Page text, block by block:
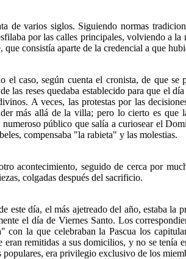
de varios siglos. Siguiendo normas
por las calles principales, volviendo a
que consistía aparte de la credencial a que
caso, según cuenta el cronista, de que se
las reses quedaba establecido para que el
A veces, las protestas por las
más allá de la villa; pero lo cierto es
público que salía a curiosear el
compensaba "la rabieta" y las molestias.
acontecimiento, seguido de cerca por
colgadas después del sacrificio.
este día, el más ajetreado del año, estaba
el día de Viernes Santo. Los
con la que celebraban la Pascua los
eran remitidas a sus domicilios, y no se
populares, era privilegio exclusivo de los